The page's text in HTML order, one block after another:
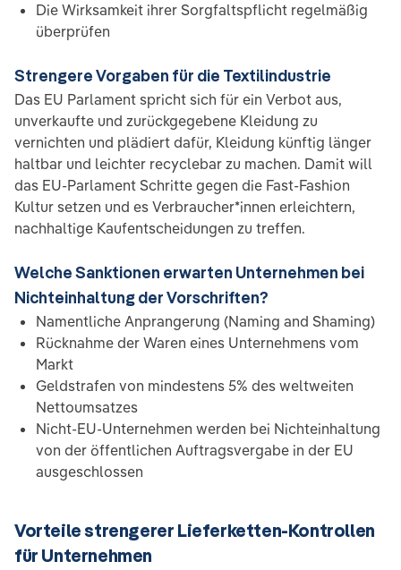
Die Wirksamkeit ihrer Sorgfaltspflicht regelmäßig
überprüfen
Strengere Vorgaben für die Textilindustrie
Das EU Parlament spricht sich für ein Verbot aus,
unverkaufte und zurückgegebene Kleidung zu
vernichten und plädiert dafür, Kleidung künftig länger
haltbar und leichter recyclebar zu machen. Damit will
das EU-Parlament Schritte gegen die Fast-Fashion
Kultur setzen und es Verbraucher*innen erleichtern,
nachhaltige Kaufentscheidungen zu treffen.
Welche Sanktionen erwarten Unternehmen bei
Nichteinhaltung der Vorschriften?
Namentliche Anprangerung (Naming and Shaming)
Rücknahme der Waren eines Unternehmens vom
Markt
Geldstrafen von mindestens 5% des weltweiten
Nettoumsatzes
Nicht-EU-Unternehmen werden bei Nichteinhaltung
von der öffentlichen Auftragsvergabe in der EU
ausgeschlossen
Vorteile strengerer Lieferketten-Kontrollen
für Unternehmen